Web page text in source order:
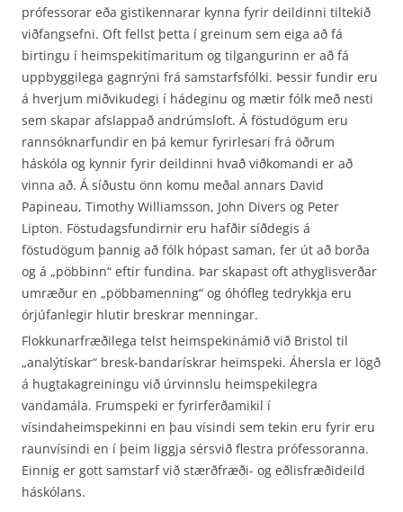
prófessorar eða gistikennarar kynna fyrir deildinni tiltekið
viðfangsefni. Oft fellst þetta í greinum sem eiga að fá
birtingu í heimspekitímaritum og tilgangurinn er að fá
uppbyggilega gagnrýni frá samstarfsfólki. Þessir fundir eru
á hverjum miðvikudegi í hádeginu og mætir fólk með nesti
sem skapar afslappað andrúmsloft. Á föstudögum eru
rannsóknarfundir en þá kemur fyrirlesari frá öðrum
háskóla og kynnir fyrir deildinni hvað viðkomandi er að
vinna að. Á síðustu önn komu meðal annars David
Papineau, Timothy Williamsson, John Divers og Peter
Lipton. Föstudagsfundirnir eru hafðir síðdegis á
föstudögum þannig að fólk hópast saman, fer út að borða
og á „pöbbinn“ eftir fundina. Þar skapast oft athyglisverðar
umræður en „pöbbamenning“ og óhófleg tedrykkja eru
órjúfanlegir hlutir breskrar menningar.
Flokkunarfræðilega telst heimspekinámið við Bristol til
„analýtískar“ bresk-bandarískrar heimspeki. Áhersla er lögð
á hugtakagreiningu við úrvinnslu heimspekilegra
vandamála. Frumspeki er fyrirferðamikil í
vísindaheimspekinni en þau vísindi sem tekin eru fyrir eru
raunvísindi en í þeim liggja sérsvið flestra prófessoranna.
Einnig er gott samstarf við stærðfræði- og eðlisfræðideild
háskólans.